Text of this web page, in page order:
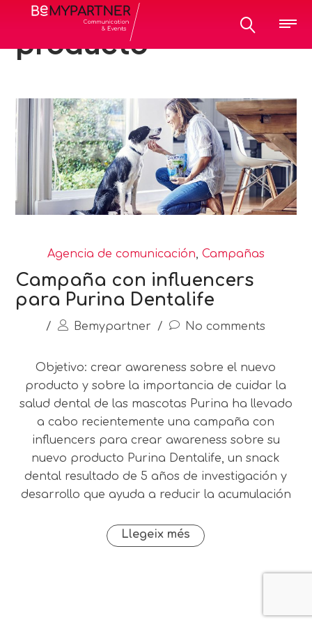
All posts tagged:
producto
Agencia de comunicación Campañas
Campaña con influencers
para Purina Dentalife
/ Bemypartner / No comments
Objetivo: crear awareness sobre el nuevo
producto y sobre la importancia de cuidar la
salud dental de las mascotas Purina ha llevado
a cabo recientemente una campaña con
influencers para crear awareness sobre su
nuevo producto Purina Dentalife, un snack
dental resultado de 5 años de investigación y
desarrollo que ayuda a reducir la acumulación
Llegeix més